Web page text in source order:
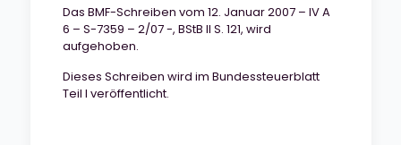
Das BMF-Schreiben vom 12. Januar 2007 – IV A
6 – S-7359 – 2/07 -, BStB lI S. 121, wird
aufgehoben.
Dieses Schreiben wird im Bundessteuerblatt
Teil I veröffentlicht.